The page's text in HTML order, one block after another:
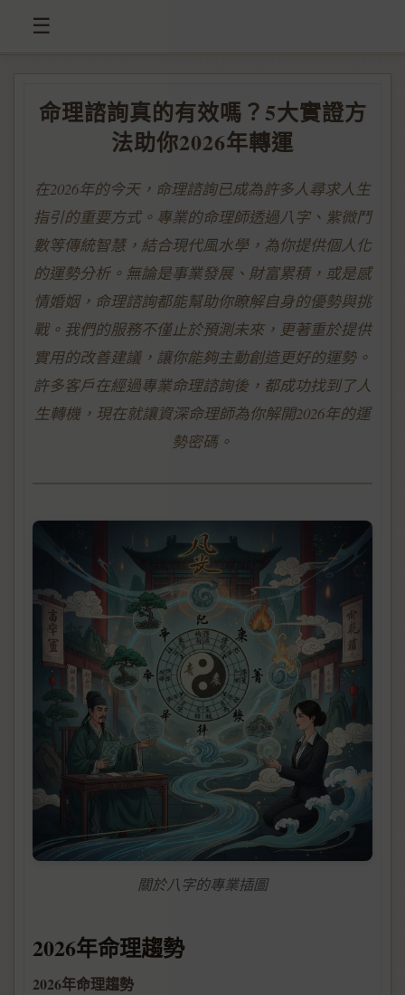
☰
命理諮詢真的有效嗎？5大實證方
法助你2026年轉運
在2026年的今天，命理諮詢已成為許多人尋求人生
指引的重要方式。專業的命理師透過八字、紫微鬥
數等傳統智慧，結合現代風水學，為你提供個人化
的運勢分析。無論是事業發展、財富累積，或是感
情婚姻，命理諮詢都能幫助你瞭解自身的優勢與挑
戰。我們的服務不僅止於預測未來，更著重於提供
實用的改善建議，讓你能夠主動創造更好的運勢。
許多客戶在經過專業命理諮詢後，都成功找到了人
生轉機，現在就讓資深命理師為你解開2026年的運
勢密碼。
關於八字的專業插圖
2026年命理趨勢
2026年命理趨勢